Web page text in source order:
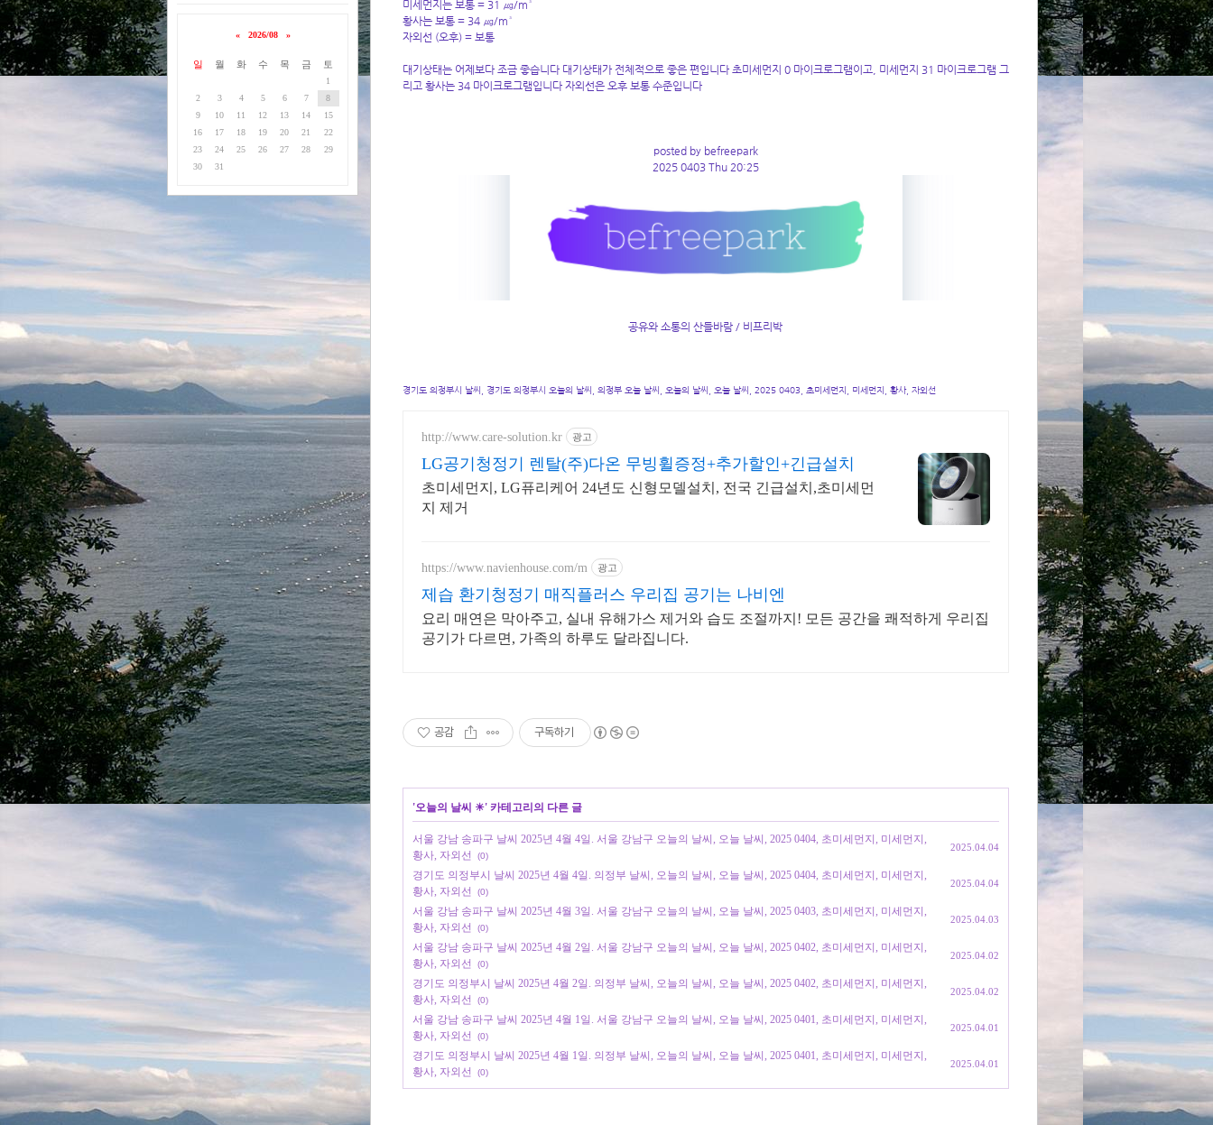
« 2026/08 »
일 월 화 수 목 금 토
1
2
3 4 5 6 7
8
9
10 11 12 13 14
15
16
17 18 19 20 21
22
23
24 25 26 27 28
29
30
31
미세먼지는 보통 = 31 ㎍/m³
황사는 보통 = 34 ㎍/m³
자외선 (오후) = 보통
대기상태는 어제보다 조금 좋습니다 대기상태가 전체적으로 좋은 편입니다 초미세먼지 0 마이크로그램이고, 미세먼지 31 마이크로그램 그
리고 황사는 34 마이크로그램입니다 자외선은 오후 보통 수준입니다
posted by befreepark
2025 0403 Thu 20:25
공유와 소통의 산들바람 / 비프리박
경기도 의정부시 날씨, 경기도 의정부시 오늘의 날씨, 의정부 오늘 날씨, 오늘의 날씨, 오늘 날씨, 2025 0403, 초미세먼지, 미세먼지, 황사, 자외선
http://www.care-solution.kr 광고
LG공기청정기 렌탈(주)다온 무빙휠증정+추가할인+긴급설치
초미세먼지, LG퓨리케어 24년도 신형모델설치, 전국 긴급설치,초미세먼
지 제거
https://www.navienhouse.com/m 광고
제습 환기청정기 매직플러스 우리집 공기는 나비엔
요리 매연은 막아주고, 실내 유해가스 제거와 습도 조절까지! 모든 공간을 쾌적하게 우리집
공기가 다르면, 가족의 하루도 달라집니다.
공감 구독하기
'오늘의 날씨 ☀' 카테고리의 다른 글
서울 강남 송파구 날씨 2025년 4월 4일. 서울 강남구 오늘의 날씨, 오늘 날씨, 2025 0404, 초미세먼지, 미세먼지,
황사, 자외선
(0)
2025.04.04
경기도 의정부시 날씨 2025년 4월 4일. 의정부 날씨, 오늘의 날씨, 오늘 날씨, 2025 0404, 초미세먼지, 미세먼지,
황사, 자외선
(0)
2025.04.04
서울 강남 송파구 날씨 2025년 4월 3일. 서울 강남구 오늘의 날씨, 오늘 날씨, 2025 0403, 초미세먼지, 미세먼지,
황사, 자외선
(0)
2025.04.03
서울 강남 송파구 날씨 2025년 4월 2일. 서울 강남구 오늘의 날씨, 오늘 날씨, 2025 0402, 초미세먼지, 미세먼지,
황사, 자외선
(0)
2025.04.02
경기도 의정부시 날씨 2025년 4월 2일. 의정부 날씨, 오늘의 날씨, 오늘 날씨, 2025 0402, 초미세먼지, 미세먼지,
황사, 자외선
(0)
2025.04.02
서울 강남 송파구 날씨 2025년 4월 1일. 서울 강남구 오늘의 날씨, 오늘 날씨, 2025 0401, 초미세먼지, 미세먼지,
황사, 자외선
(0)
2025.04.01
경기도 의정부시 날씨 2025년 4월 1일. 의정부 날씨, 오늘의 날씨, 오늘 날씨, 2025 0401, 초미세먼지, 미세먼지,
황사, 자외선
(0)
2025.04.01